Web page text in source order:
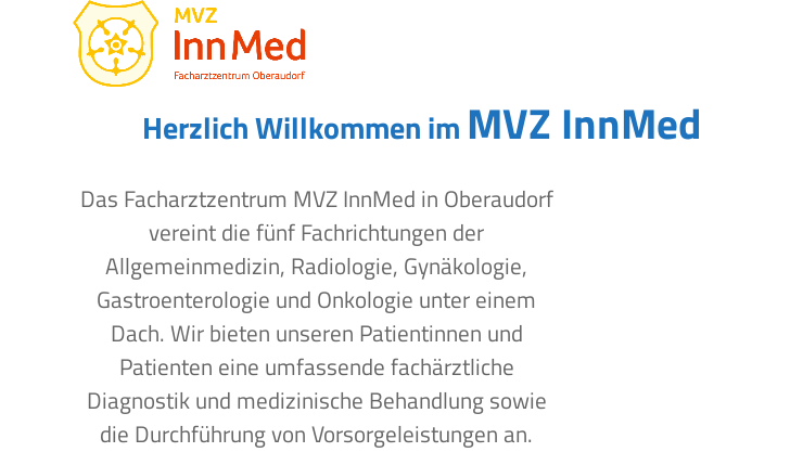
Open
mobile
menu
Close
mobile
menu
Herzlich Willkommen im MVZ InnMed
Das Facharztzentrum MVZ InnMed in Oberaudorf
vereint die fünf Fachrichtungen der
Allgemeinmedizin, Radiologie, Gynäkologie,
Gastroenterologie und Onkologie unter einem
Dach. Wir bieten unseren Patientinnen und
Patienten eine umfassende fachärztliche
Diagnostik und medizinische Behandlung sowie
die Durchführung von Vorsorgeleistungen an.